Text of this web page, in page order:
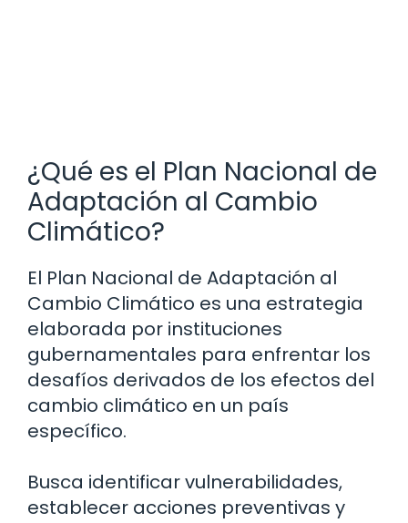
¿Qué es el Plan Nacional de
Adaptación al Cambio
Climático?
El Plan Nacional de Adaptación al
Cambio Climático es una estrategia
elaborada por instituciones
gubernamentales para enfrentar los
desafíos derivados de los efectos del
cambio climático en un país
específico.
Busca identificar vulnerabilidades,
establecer acciones preventivas y